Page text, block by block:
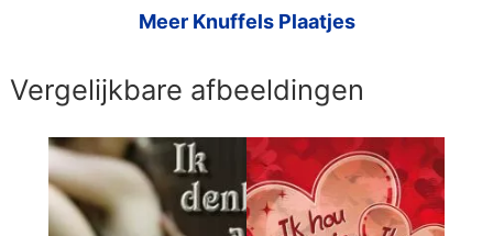
Meer Knuffels Plaatjes
Vergelijkbare afbeeldingen